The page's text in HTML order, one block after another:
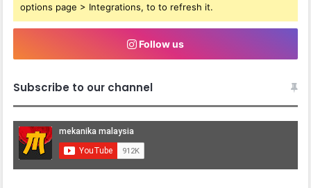
options page > Integrations, to to refresh it.
Follow us
Subscribe to our channel